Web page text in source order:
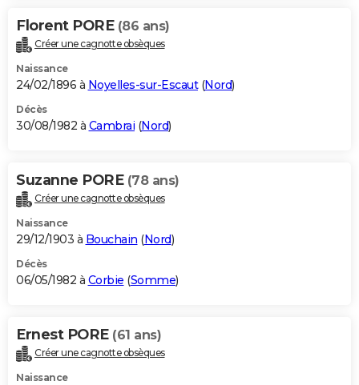
Florent PORE (86 ans)
Créer une cagnotte obsèques
Naissance
24/02/1896 à Noyelles-sur-Escaut(Nord)
Décès
30/08/1982 à Cambrai (Nord)
Suzanne PORE (78 ans)
Créer une cagnotte obsèques
Naissance
29/12/1903 à Bouchain (Nord)
Décès
06/05/1982 à Corbie (Somme)
Ernest PORE (61 ans)
Créer une cagnotte obsèques
Naissance